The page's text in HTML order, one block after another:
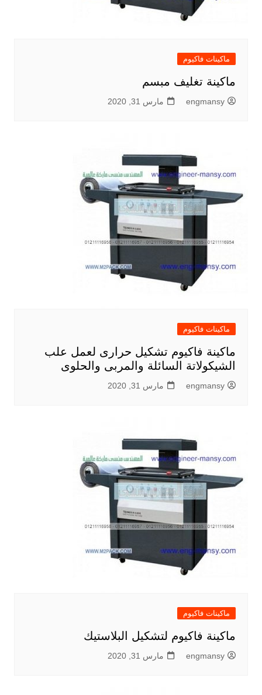
ماكينات فاكيوم
ماكينة تغليف مبسم
engmansy مارس 31, 2020
ماكينات فاكيوم
ماكينة فاكيوم تشكيل حرارى لعمل علب
الشيكولاتة السائلة والمربى والحلوى
engmansy مارس 31, 2020
ماكينات فاكيوم
ماكينة فاكيوم لتشكيل البلاستيك
engmansy مارس 31, 2020